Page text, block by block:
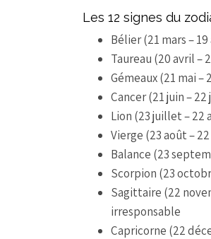
Les 12 signes du
Bélier (21 mars –
Taureau (20 avril
Gémeaux (21 mai
Cancer (21 juin –
Lion (23 juillet –
Vierge (23 août –
Balance (23
Scorpion (23
Sagittaire (22
irresponsable
Capricorne (22